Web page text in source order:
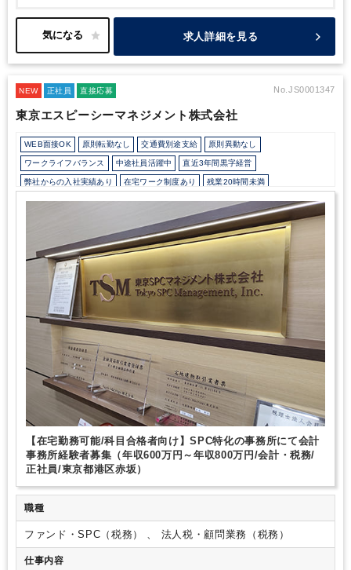
前職でハードワークをされていた方が転職され、現在ご活躍され
ておりますので、ワークライフバランスの取りやすい職場環境で
けるなど柔軟な対応をしていただけます。 転職をお考えの方はぜ
求人詳細を見る
NEW 正社員 直接応募 No.JS0001347
東京エスピーシーマネジメント株式会社
WEB面接OK 原則転勤なし 交通費別途支給 原則異動なし
ワークライフバランス 中途社員活躍中 直近3年間黒字経営
弊社からの入社実績あり 在宅ワーク制度あり 残業20時間未満
所定労働時間8時間未満 駅から徒歩5分以内 オフィスカジュアルOK
完全週休2日制 年間休日120日以上
【在宅勤務可能/科目合格者向け】SPC特化の事務所にて会計
事務所経験者募集（年収600万円～年収800万円/会計・税務/
正社員/東京都港区赤坂）
職種
ファンド・SPC（税務） 、 法人税・顧問業務（税務）
仕事内容